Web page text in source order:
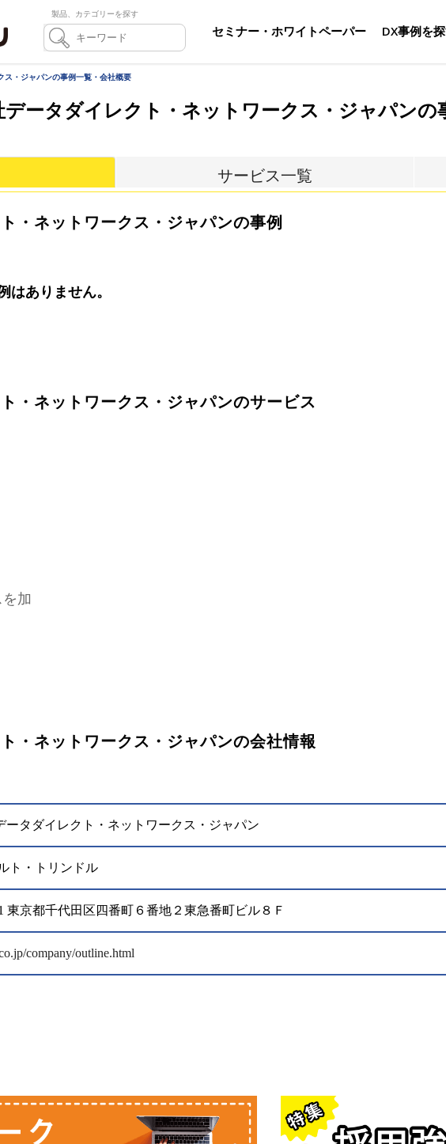
製品、カテゴリーを探す
セミナー・ホワイトペーパー DX事例を
ス・ジャパンの事例一覧・会社概要
データダイレクト・ネットワークス・ジャパンの
サービス一覧
・ネットワークス・ジャパンの事例
はありません。
・ネットワークス・ジャパンのサービス
加
・ネットワークス・ジャパンの会社情報
ータダイレクト・ネットワークス・ジャパン
ト・トリンドル
東京都千代田区四番町６番地２東急番町ビル８Ｆ
company/outline.html